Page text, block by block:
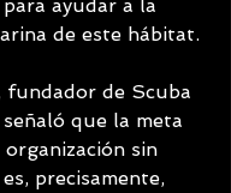
ayudar a la
de este hábitat.
de Scuba
que la meta
sin
precisamente,